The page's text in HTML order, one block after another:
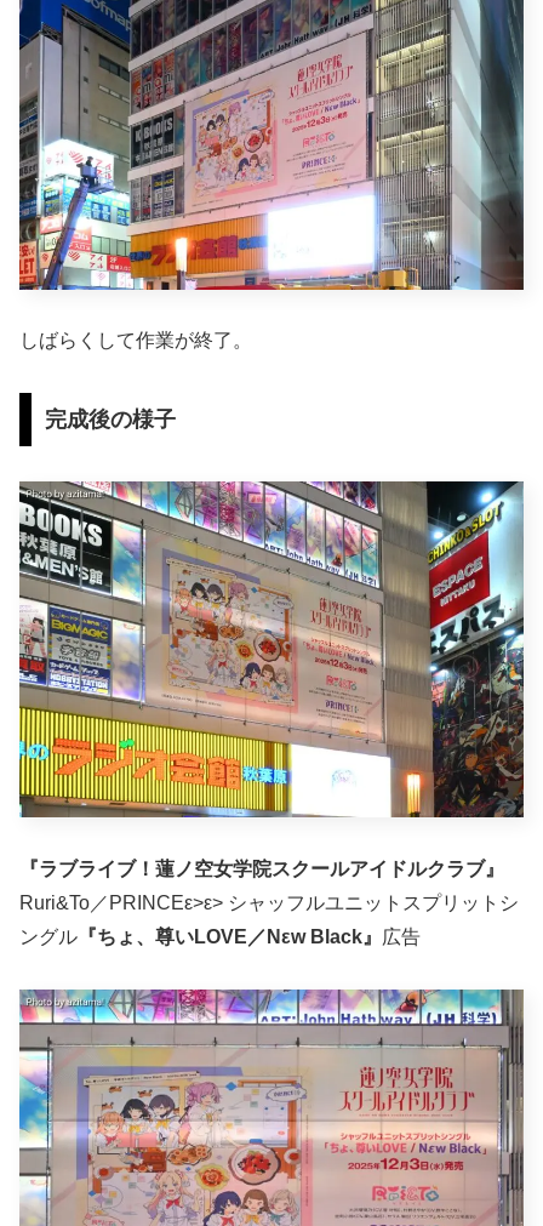
しばらくして作業が終了。
完成後の様子
『ラブライブ！蓮ノ空女学院スクールアイドルクラブ』
Ruri&To／PRINCEε>ε> シャッフルユニットスプリットシ
ングル 『ちょ、尊いLOVE／Nεw Black』 広告